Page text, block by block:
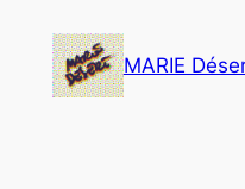
content
MARIE